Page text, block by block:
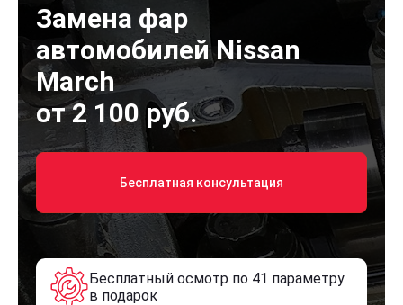
Замена фар
автомобилей Nissan
March
от 2 100 руб.
Бесплатная консультация
Бесплатный осмотр по 41 параметру
в подарок